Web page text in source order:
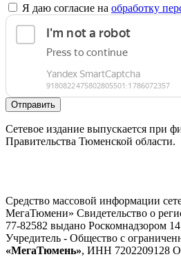
Я даю согласие на обработку
Отправить
Сетевое издание выпускается при
Правительства Тюменской области.
Средство массовой информации
МегаТюмени» Свидетельство о
77-82582 выдано Роскомнадзором
Учредитель - Общество с
«МегаТюмень», ИНН 7202209128